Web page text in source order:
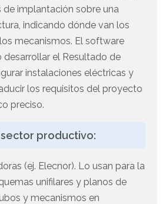
de implantación sobre una
indicando dónde van los
mecanismos. El software
el Resultado de
instalaciones eléctricas y
los requisitos del proyecto
preciso.
productivo:
(ej. Elecnor). Lo usan para la
unifilares y planos de
y mecanismos en